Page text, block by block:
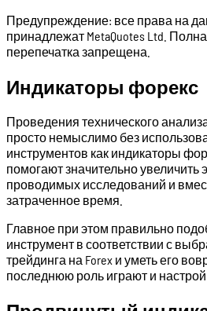
Предупреждение: все права на
принадлежат MetaQuotes Ltd.
перепечатка запрещена.
Индикаторы форекс
Проведения технического
просто немыслимо без
инструментов как индикаторы
помогают значительно увеличить
проводимых исследований и
затраченное время.
Главное при этом правильно
инструмент в соответствии с
трейдинга на Forex и уметь его
последнюю роль играют и